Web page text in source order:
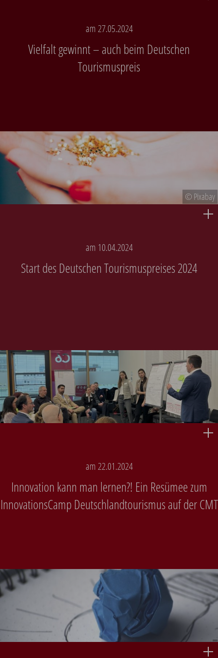
am 27.05.2024
Vielfalt gewinnt – auch beim Deutschen
Tourismuspreis
© Pixabay
am 10.04.2024
Start des Deutschen Tourismuspreises 2024
am 22.01.2024
Innovation kann man lernen?! Ein Resümee zum
InnovationsCamp Deutschlandtourismus auf der CMT